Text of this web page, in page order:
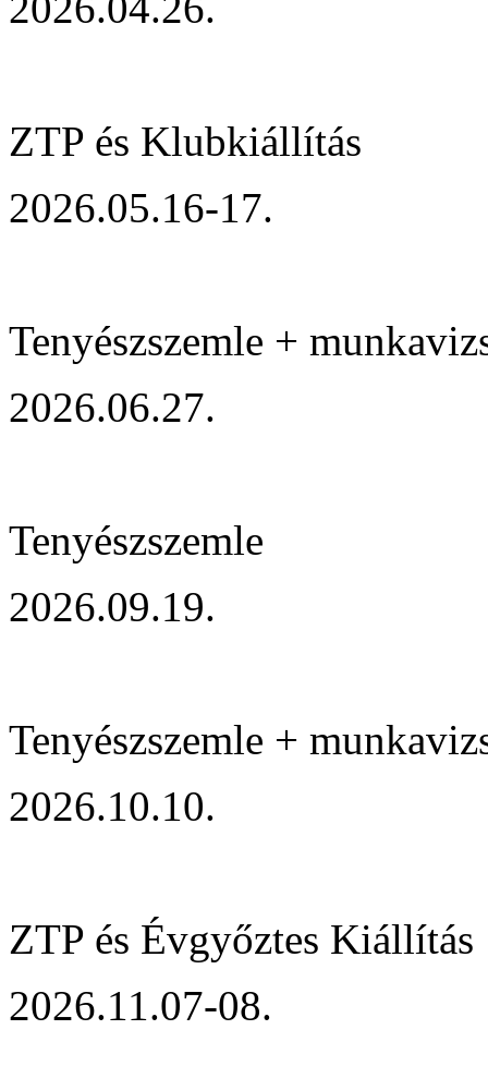
ZTP és Klubkiállítás
2026.05.16-17.
Tenyészszemle +
2026.06.27.
Tenyészszemle
2026.09.19.
Tenyészszemle +
2026.10.10.
ZTP és Évgyőztes Kiállítás
2026.11.07-08.